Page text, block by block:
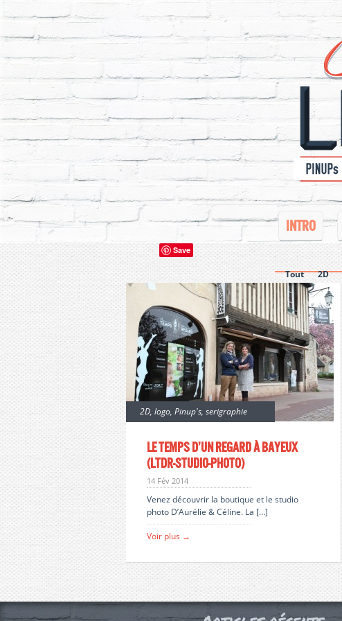
INTRO
Save
Tout 2D
2D, logo, Pinup's, serigraphie
Le temps d’un regard à bayeux
(ltdr-studio-photo)
14 Fév 2014
Venez découvrir la boutique et le studio
photo D’Aurélie & Céline. La […]
Voir plus →